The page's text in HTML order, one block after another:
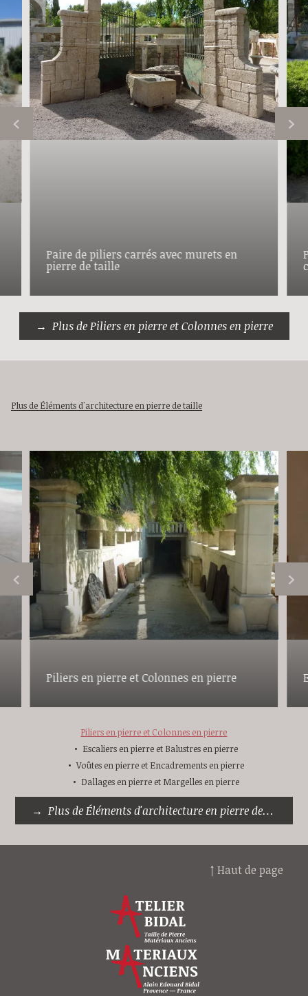
Paire de piliers carrés avec murets en
pierre de taille
Plus de Piliers en pierre et Colonnes en pierre
Plus de Éléments d'architecture en pierre de taille
Piliers en pierre et Colonnes en pierre
Piliers en pierre et Colonnes en pierre
Escaliers en pierre et Balustres en pierre
Voûtes en pierre et Encadrements en pierre
Dallages en pierre et Margelles en pierre
Plus de Éléments d'architecture en pierre de taille
↑ Haut de page